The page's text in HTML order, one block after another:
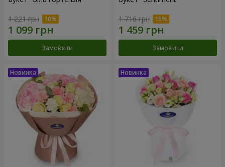
1 221 грн
Замовити
1 716 грн
Замовити